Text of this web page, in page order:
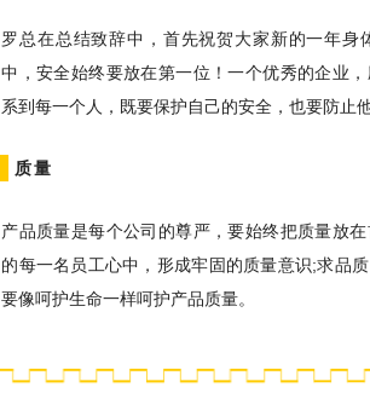
罗总在总结致辞中，首先祝贺大家新的一年身
中，安全始终要放在第一位！一个优秀的企业
系到每一个人，既要保护自己的安全，也要防止
质量
产品质量是每个公司的尊严，要始终把质量放
的每一名员工心中，形成牢固的质量意识;求品
要像呵护生命一样呵护产品质量。